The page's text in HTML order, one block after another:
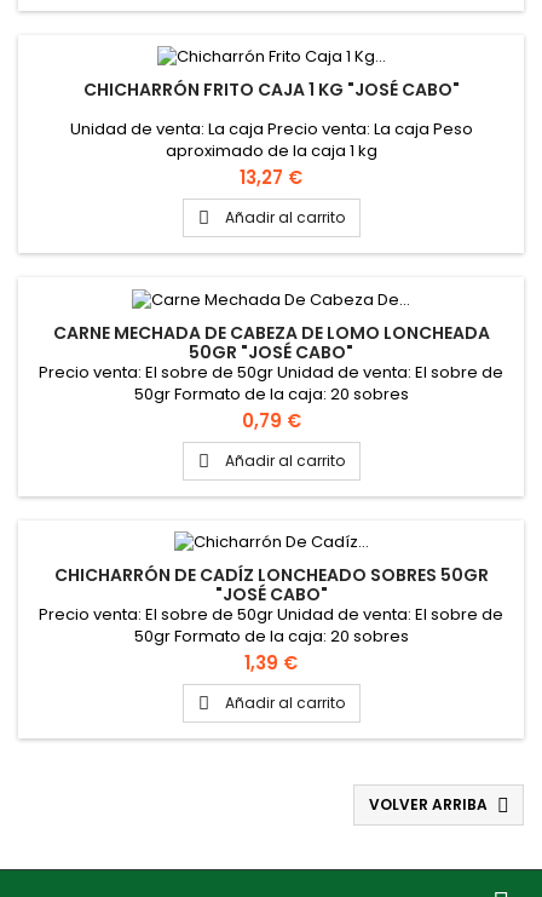
CHICHARRÓN FRITO CAJA 1 KG "JOSÉ CABO"
Unidad de venta: La caja Precio venta: La caja Peso
aproximado de la caja 1 kg
Precio
13,27 €
 Añadir al carrito
CARNE MECHADA DE CABEZA DE LOMO LONCHEADA
50GR "JOSÉ CABO"
Precio venta: El sobre de 50gr Unidad de venta: El sobre de
50gr Formato de la caja: 20 sobres
Precio
0,79 €
 Añadir al carrito
CHICHARRÓN DE CADÍZ LONCHEADO SOBRES 50GR
"JOSÉ CABO"
Precio venta: El sobre de 50gr Unidad de venta: El sobre de
50gr Formato de la caja: 20 sobres
Precio
1,39 €
 Añadir al carrito
VOLVER ARRIBA 